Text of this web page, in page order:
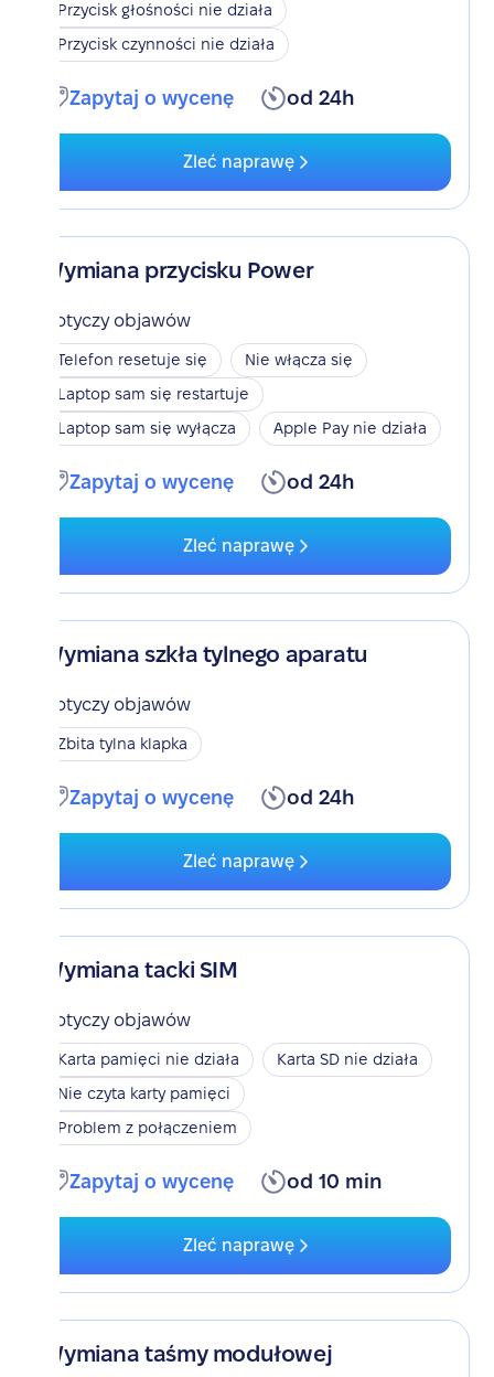
Przycisk głośności nie działa
Przycisk czynności nie działa
Zapytaj o wycenę od 24h
Zleć naprawę
Wymiana przycisku Power
Dotyczy objawów
Telefon resetuje się
Nie włącza się
Laptop sam się restartuje
Laptop sam się wyłącza
Apple Pay nie działa
Zapytaj o wycenę od 24h
Zleć naprawę
Wymiana szkła tylnego aparatu
Dotyczy objawów
Zbita tylna klapka
Zapytaj o wycenę od 24h
Zleć naprawę
Wymiana tacki SIM
Dotyczy objawów
Karta pamięci nie działa
Karta SD nie działa
Nie czyta karty pamięci
Problem z połączeniem
Zapytaj o wycenę od 10 min
Zleć naprawę
Wymiana taśmy modułowej